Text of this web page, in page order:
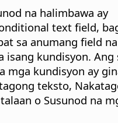
na halimbawa ay
text field,
sa anumang field na
isang kundisyon. Ang
mga kundisyon ay
teksto,
o Susunod na